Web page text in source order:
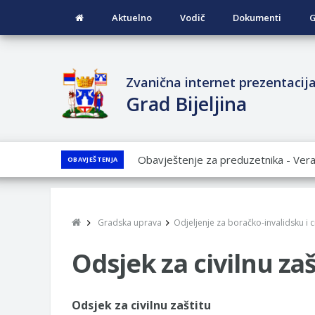
Aktuelno Vodič Dokumenti
Zvanična internet prezentacija
Grad Bijeljina
OBAVJEŠTENJA
JAVNI POZIV ZA PRIJAVU
JAVNI KONKURS ZA DODJELU
PRELIMINARNA RANG LISTA
VOJSKE REPUBLIKE SRPSKE U
SOCIJALNE POTREBE
Obrasci zahtjeva za regresirano
Gradska uprava Odjeljenje za boračko-invalidsku i
Odsjek za civilnu
Odsjek za civilnu zaštitu